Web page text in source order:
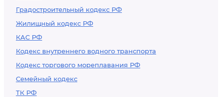
Градостроительный кодекс РФ
Жилищный кодекс РФ
КАС РФ
Кодекс внутреннего водного транспорта
Кодекс торгового мореплавания РФ
Семейный кодекс
ТК РФ